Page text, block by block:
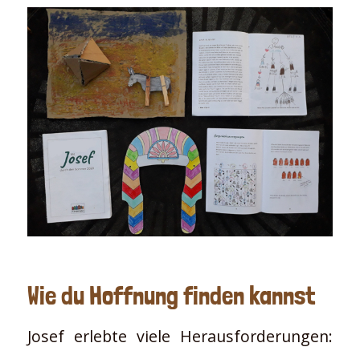
Wie du Hoffnung finden kannst
Josef erlebte viele Herausforderungen: